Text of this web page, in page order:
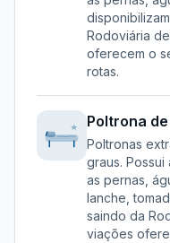
Rodoviária
oferecem o
rotas.
Poltrona
Poltronas
graus.
as pernas,
lanche,
saindo da
viações